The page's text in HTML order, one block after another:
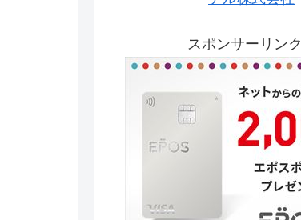
スポンサーリンク